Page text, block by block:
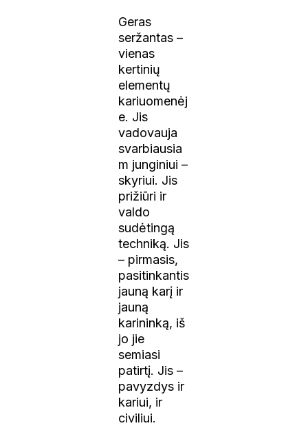
Geras
seržantas –
vienas
kertinių
elementų
kariuomenėj
e. Jis
vadovauja
svarbiausia
m junginiui –
skyriui. Jis
prižiūri ir
valdo
sudėtingą
techniką. Jis
– pirmasis,
pasitinkantis
jauną karį ir
jauną
karininką, iš
jo jie
semiasi
patirtį. Jis –
pavyzdys ir
kariui, ir
civiliui.